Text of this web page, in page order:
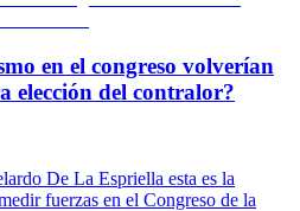
en el congreso volverían
elección del contralor?
De La Espriella esta es la
fuerzas en el Congreso de la